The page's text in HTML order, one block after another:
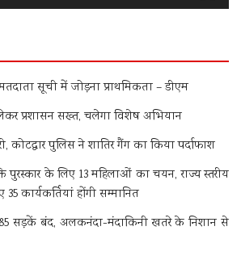
सूची में जोड़ना प्राथमिकता – डीएम
प्रशासन सख्त, चलेगा विशेष अभियान
कोटद्वार पुलिस ने शातिर गैंग का किया पर्दाफाश
पुरस्कार के लिए 13 महिलाओं का चयन, राज्य स्तरीय
कार्यकर्तियां होंगी सम्मानित
85 सड़कें बंद, अलकनंदा-मंदाकिनी खतरे के निशान से